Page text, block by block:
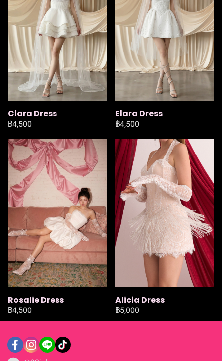
Clara Dress
฿4,500
Elara Dress
฿4,500
Rosalie Dress
฿4,500
Alicia Dress
฿5,000